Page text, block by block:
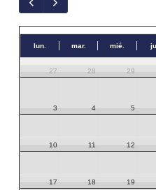
lun. mar. mié.
27 28 29
3 4 5
10 11 12
17 18 19